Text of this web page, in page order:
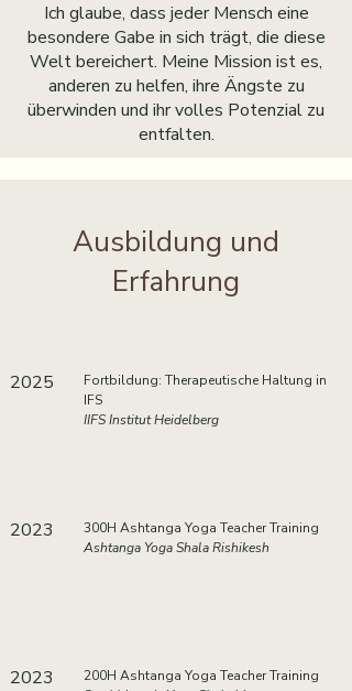
Ich glaube, dass jeder Mensch eine
besondere Gabe in sich trägt, die diese
Welt bereichert. Meine Mission ist es,
anderen zu helfen, ihre Ängste zu
überwinden und ihr volles Potenzial zu
entfalten.
Ausbildung und
Erfahrung
2025
Fortbildung: Therapeutische Haltung in
IFS
IIFS Institut Heidelberg
2023
300H Ashtanga Yoga Teacher Training
Ashtanga Yoga Shala Rishikesh
2023
200H Ashtanga Yoga Teacher Training